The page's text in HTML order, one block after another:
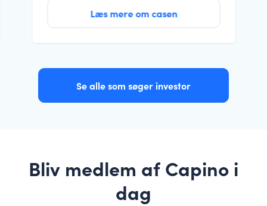
Læs mere om casen
Se alle som søger investor
Bliv medlem af Capino i
dag